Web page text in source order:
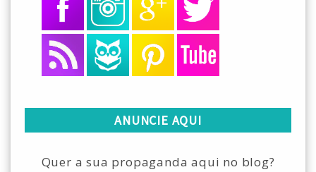
ANUNCIE AQUI
Quer a sua propaganda aqui no blog?